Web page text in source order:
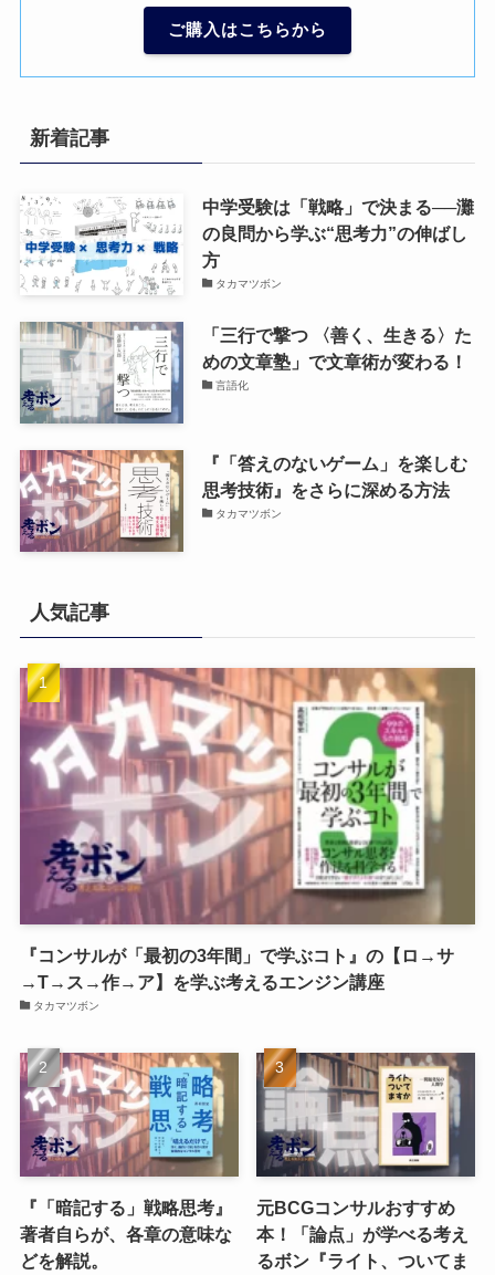
ご購入はこちらから
新着記事
中学受験は「戦略」で決まる──灘
の良問から学ぶ“思考力”の伸ばし
方
タカマツボン
「三行で撃つ 〈善く、生きる〉た
めの文章塾」で文章術が変わる！
言語化
『「答えのないゲーム」を楽しむ
思考技術』をさらに深める方法
タカマツボン
人気記事
『コンサルが「最初の3年間」で学ぶコト』の【ロ→サ
→T→ス→作→ア】を学ぶ考えるエンジン講座
タカマツボン
『「暗記する」戦略思考』
著者自らが、各章の意味な
どを解説。
元BCGコンサルおすすめ
本！「論点」が学べる考え
るボン『ライト、ついてま